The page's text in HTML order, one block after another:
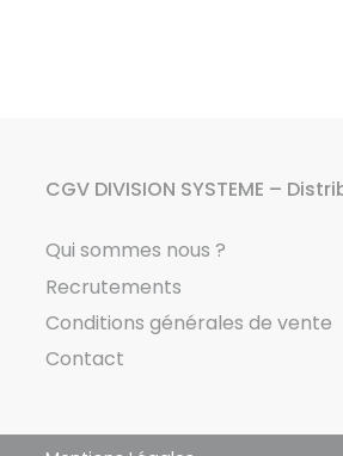
CGV DIVISION SYSTEME –
Qui sommes nous ?
Recrutements
Conditions générales de vente
Contact